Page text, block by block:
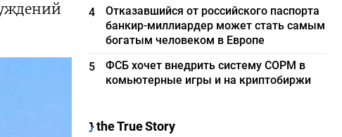
4
Отказавшийся от российского паспорта
банкир-миллиардер может стать самым
богатым человеком в Европе
5
ФСБ хочет внедрить систему СОРМ в
комьютерные игры и на криптобиржи